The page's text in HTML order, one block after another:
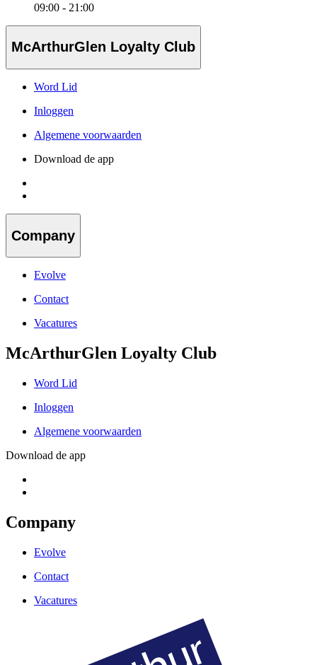
09:00 - 21:00
McArthurGlen Loyalty Club
Word Lid
Inloggen
Algemene voorwaarden
Download de app
Company
Evolve
Contact
Vacatures
McArthurGlen Loyalty Club
Word Lid
Inloggen
Algemene voorwaarden
Download de app
Company
Evolve
Contact
Vacatures